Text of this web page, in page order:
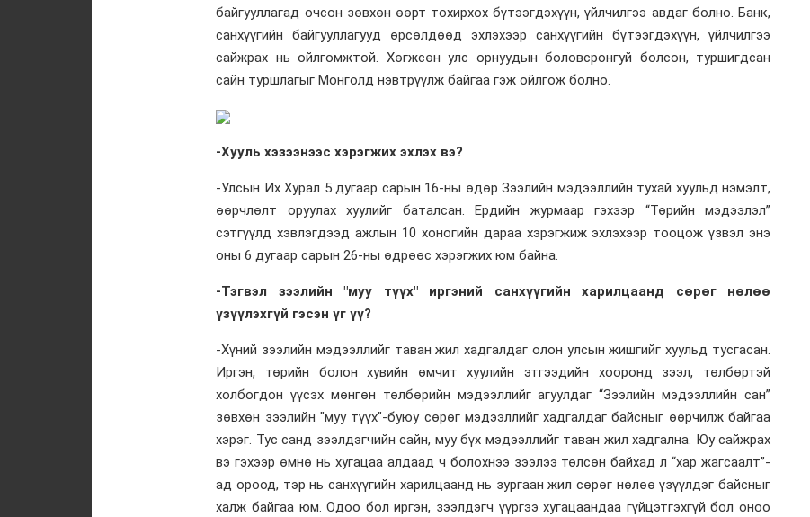
байгууллагад очсон зөвхөн өөрт тохирхох бүтээгдэхүүн, үйлчилгээ авдаг болно. Банк,
санхүүгийн байгууллагууд өрсөлдөөд эхлэхээр санхүүгийн бүтээгдэхүүн, үйлчилгээ
сайжрах нь ойлгомжтой. Хөгжсөн улс орнуудын боловсронгуй болсон, туршигдсан
сайн туршлагыг Монголд нэвтрүүлж байгаа гэж ойлгож болно.
-Хууль хэзээнээс хэрэгжих эхлэх вэ?
-Улсын Их Хурал 5 дугаар сарын 16-ны өдөр Зээлийн мэдээллийн тухай хуульд нэмэлт,
өөрчлөлт оруулах хуулийг баталсан. Ердийн журмаар гэхээр “Төрийн мэдээлэл”
сэтгүүлд хэвлэгдээд ажлын 10 хоногийн дараа хэрэгжиж эхлэхээр тооцож үзвэл энэ
оны 6 дугаар сарын 26-ны өдрөөс хэрэгжих юм байна.
-Тэгвэл зээлийн "муу түүх" иргэний санхүүгийн харилцаанд сөрөг нөлөө
үзүүлэхгүй гэсэн үг үү?
-Хүний зээлийн мэдээллийг таван жил хадгалдаг олон улсын жишгийг хуульд тусгасан.
Иргэн, төрийн болон хувийн өмчит хуулийн этгээдийн хооронд зээл, төлбөртэй
холбогдон үүсэх мөнгөн төлбөрийн мэдээллийг агуулдаг “Зээлийн мэдээллийн сан”
зөвхөн зээлийн "муу түүх"-буюу сөрөг мэдээллийг хадгалдаг байсныг өөрчилж байгаа
хэрэг. Тус санд зээлдэгчийн сайн, муу бүх мэдээллийг таван жил хадгална. Юу сайжрах
вэ гэхээр өмнө нь хугацаа алдаад ч болохнээ зээлээ төлсөн байхад л “хар жагсаалт”-
ад ороод, тэр нь санхүүгийн харилцаанд нь зургаан жил сөрөг нөлөө үзүүлдэг байсныг
халж байгаа юм. Одоо бол иргэн, зээлдэгч үүргээ хугацаандаа гүйцэтгэхгүй бол оноо